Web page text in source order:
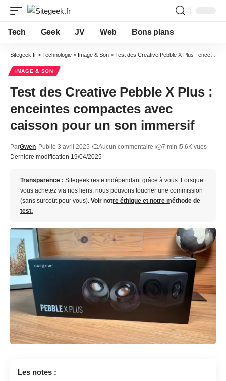
Tech Geek JV Web Bons plans
Sitegeek.fr > Technologie > Image & Son > Test des Creative Pebble X Plus : enceintes compactes avec caisson pour un son immersif
IMAGE & SON
Test des Creative Pebble X Plus :
enceintes compactes avec
caisson pour un son immersif
Dernière modification 19/04/2025
ParGwen Publié 3 avril 2025 Aucun commentaire 7 min 5.6K vues
Transparence : Sitegeek reste indépendant grâce à vous. Lorsque
vous achetez via nos liens, nous pouvons toucher une commission
(sans surcoût pour vous). Voir notre éthique et notre méthode de
test.
Les notes :